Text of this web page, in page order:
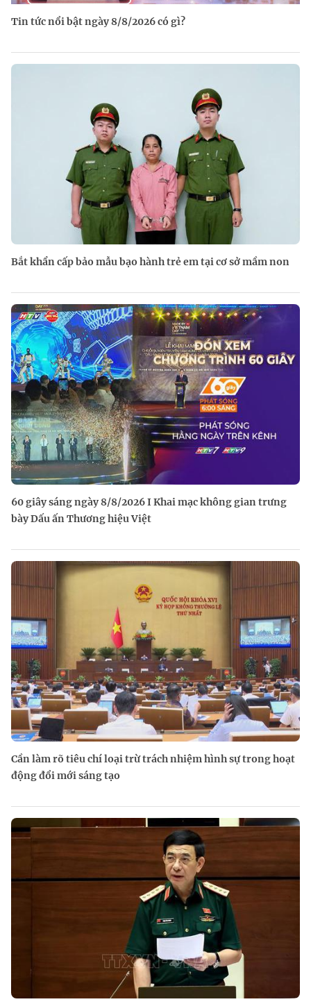
Tin tức nổi bật ngày 8/8/2026 có gì?
Bắt khẩn cấp bảo mẫu bạo hành trẻ em tại cơ sở mầm non
60 giây sáng ngày 8/8/2026 I Khai mạc không gian trưng
bày Dấu ấn Thương hiệu Việt
Cần làm rõ tiêu chí loại trừ trách nhiệm hình sự trong hoạt
động đổi mới sáng tạo